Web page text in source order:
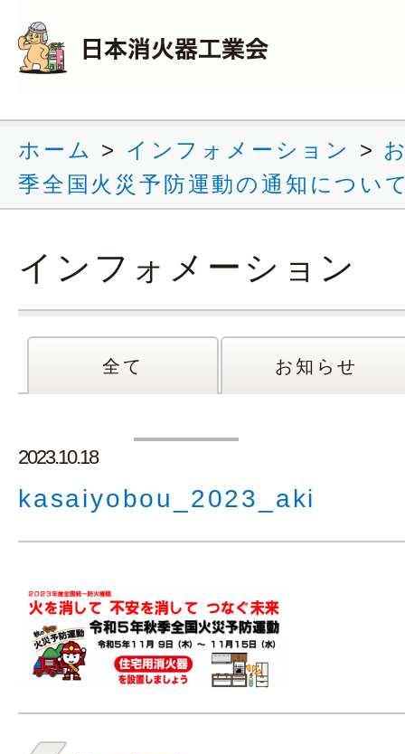
ホーム > インフォメーション >
季全国火災予防運動の通知につい
インフォメーション
全て お知らせ
2023.10.18
kasaiyobou_2023_aki